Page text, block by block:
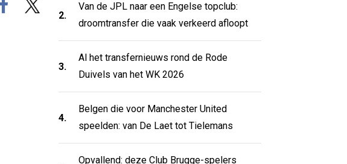
2.
Van de JPL naar een Engelse topclub:
droomtransfer die vaak verkeerd afloopt
3.
Al het transfernieuws rond de Rode
Duivels van het WK 2026
4.
Belgen die voor Manchester United
speelden: van De Laet tot Tielemans
Opvallend: deze Club Brugge-spelers